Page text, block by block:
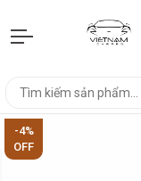
-4%
OFF